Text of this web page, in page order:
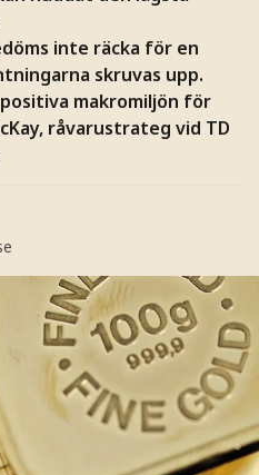
inte räcka för en
skruvas upp.
makromiljön för
råvarustrateg vid TD